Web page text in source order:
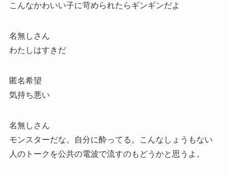
こんなかわいい子に苛められたらギンギンだよ
名無しさん
わたしはすきだ
匿名希望
気持ち悪い
名無しさん
モンスターだな。自分に酔ってる。こんなしょうもない
人のトークを公共の電波で流すのもどうかと思うよ。